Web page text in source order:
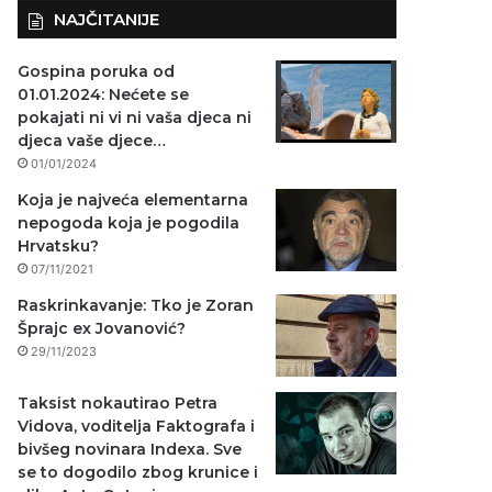
NAJČITANIJE
Gospina poruka od
01.01.2024: Nećete se
pokajati ni vi ni vaša djeca ni
djeca vaše djece…
01/01/2024
Koja je najveća elementarna
nepogoda koja je pogodila
Hrvatsku?
07/11/2021
Raskrinkavanje: Tko je Zoran
Šprajc ex Jovanović?
29/11/2023
Taksist nokautirao Petra
Vidova, voditelja Faktografa i
bivšeg novinara Indexa. Sve
se to dogodilo zbog krunice i